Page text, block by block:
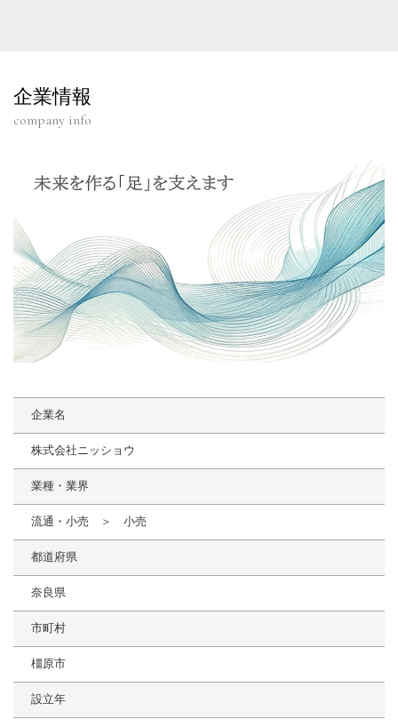
企業情報
company info
企業名
株式会社ニッショウ
業種・業界
流通・小売 ＞ 小売
都道府県
奈良県
市町村
橿原市
設立年